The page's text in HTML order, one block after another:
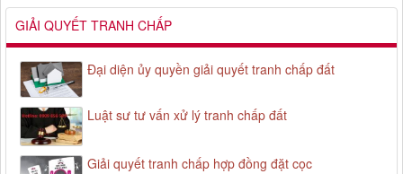
GIẢI QUYẾT TRANH CHẤP
Đại diện ủy quyền giải quyết tranh chấp đất
Luật sư tư vấn xử lý tranh chấp đất
Giải quyết tranh chấp hợp đồng đặt cọc